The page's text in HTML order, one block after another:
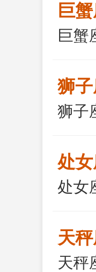
巨
巨蟹
狮
狮子
处
处女
天
天秤